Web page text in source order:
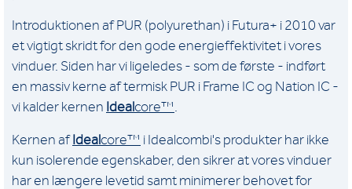
Introduktionen af PUR (polyurethan) i Futura+ i 2010 var
et vigtigt skridt for den gode energieffektivitet i vores
vinduer. Siden har vi ligeledes - som de første - indført
en massiv kerne af termisk PUR i Frame IC og Nation IC -
vi kalder kernen Idealcore™
Kernen afIdealcore™ i Idealcombi's produkter har ikke
kun isolerende egenskaber, den sikrer at vores vinduer
har en længere levetid samt minimerer behovet for